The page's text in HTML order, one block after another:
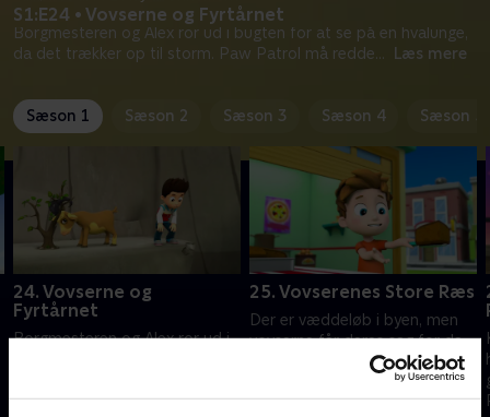
S1:E24 • Vovserne og Fyrtårnet
Borgmesteren og Alex ror ud i bugten for at se på en hvalunge,
da det trækker op til storm. Paw Patrol må redde... Læs mere
Sæson 1 Sæson 2 Sæson 3 Sæson 4 Sæson 5
24. Vovserne og
Fyrtårnet
Borgmesteren og Alex ror ud i
storm. Paw Patrol må redde
25. Vovserenes Store Ræs
Der er væddeløb i byen, men
vovserne får deres sag for da
en uventet deltager - i form af
Alex på sin trehjulede cykel -
dukker op.